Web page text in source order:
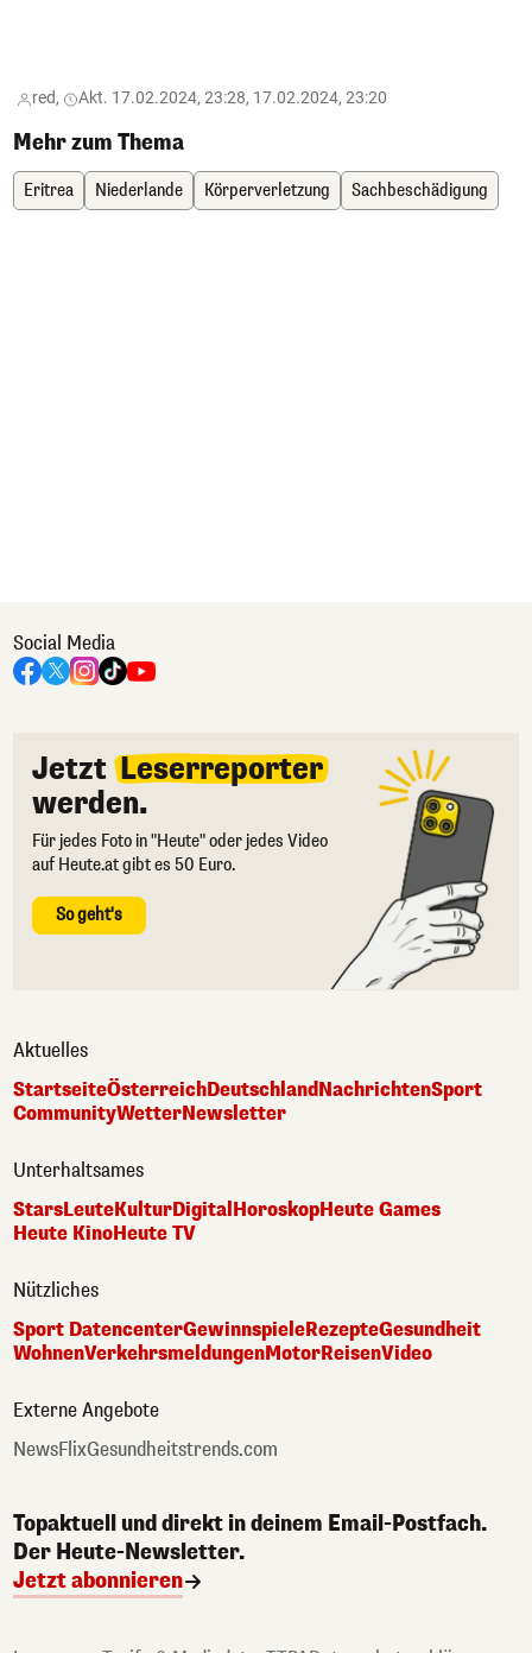
red, Akt. 17.02.2024, 23:28, 17.02.2024, 23:20
Mehr zum Thema
Eritrea Niederlande Körperverletzung Sachbeschädigung
Social Media
Jetzt Leserreporter
werden.
Für jedes Foto in "Heute" oder jedes Video
auf Heute.at gibt es 50 Euro.
So geht's
Aktuelles
StartseiteÖsterreichDeutschlandNachrichtenSport
CommunityWetterNewsletter
Unterhaltsames
StarsLeuteKulturDigitalHoroskopHeute Games
Heute KinoHeute TV
Nützliches
Sport DatencenterGewinnspieleRezepteGesundheit
WohnenVerkehrsmeldungenMotorReisenVideo
Externe Angebote
NewsFlixGesundheitstrends.com
Topaktuell und direkt in deinem Email-Postfach.
Der Heute-Newsletter.
Jetzt abonnieren